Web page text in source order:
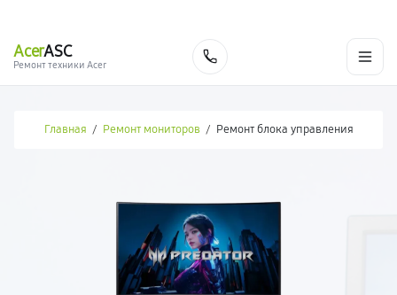
AcerASC
Ремонт техники Acer
Главная / Ремонт мониторов / Ремонт блока управления